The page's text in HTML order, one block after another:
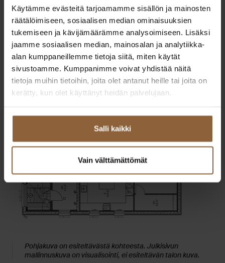
Käytämme evästeitä tarjoamamme sisällön ja mainosten
räätälöimiseen, sosiaalisen median ominaisuuksien
tukemiseen ja kävijämäärämme analysoimiseen. Lisäksi
jaamme sosiaalisen median, mainosalan ja analytiikka-
alan kumppaneillemme tietoja siitä, miten käytät
sivustoamme. Kumppanimme voivat yhdistää näitä
tietoja muihin tietoihin, joita olet antanut heille tai joita on
kerätty, kun olet käyttänyt heidän palvelujaan.
Salli kaikki
Vain välttämättömät
120 m². Olet lämpimästi tervetullut tutustumaan tähän
näyttävään kotiin!
Pohjakuva on esiteltävästä kohteesta. Julkisivun
mallinnuskuva on visualisointi, ei esiteltävän talon kuva.